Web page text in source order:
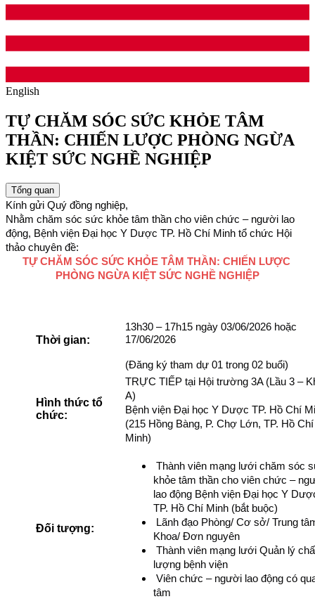
English
TỰ CHĂM SÓC SỨC KHỎE TÂM
THẦN: CHIẾN LƯỢC PHÒNG NGỪA
KIỆT SỨC NGHỀ NGHIỆP
Tổng quan
Kính gửi Quý đồng nghiệp,
Nhằm chăm sóc sức khỏe tâm thần cho viên chức – người lao
động, Bệnh viện Đại học Y Dược TP. Hồ Chí Minh tổ chức Hội
thảo chuyên đề:
TỰ CHĂM SÓC SỨC KHỎE TÂM THẦN: CHIẾN LƯỢC
PHÒNG NGỪA KIỆT SỨC NGHỀ NGHIỆP
Thời gian:
13h30 – 17h15 ngày 03/06/2026 hoặc
17/06/2026
(Đăng ký tham dự 01 trong 02 buổi)
Hình thức tổ
chức:
TRỰC TIẾP tại Hội trường 3A (Lầu 3 –
A)
Bệnh viện Đại học Y Dược TP. Hồ Chí
(215 Hồng Bàng, P. Chợ Lớn, TP. Hồ Chí
Minh)
Đối tượng:
Thành viên mạng lưới chăm sóc
khỏe tâm thần cho viên chức –
lao động Bệnh viện Đại học Y
TP. Hồ Chí Minh (bắt buộc)
Lãnh đạo Phòng/ Cơ sở/ Trung
Khoa/ Đơn nguyên
Thành viên mạng lưới Quản lý
lượng bệnh viện
Viên chức – người lao động có
tâm